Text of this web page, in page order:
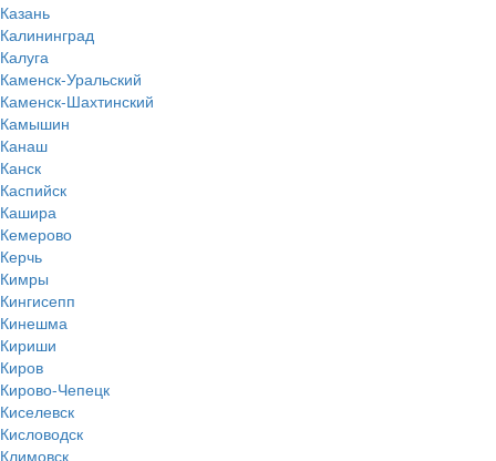
Казань
Калининград
Калуга
Каменск-Уральский
Каменск-Шахтинский
Камышин
Канаш
Канск
Каспийск
Кашира
Кемерово
Керчь
Кимры
Кингисепп
Кинешма
Кириши
Киров
Кирово-Чепецк
Киселевск
Кисловодск
Климовск